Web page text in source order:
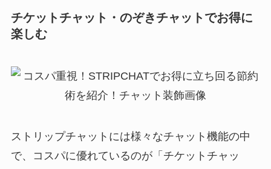
チケットチャット・のぞきチャットでお得に
楽しむ
ストリップチャットには様々なチャット機能の中
で、コスパに優れているのが「チケットチャッ